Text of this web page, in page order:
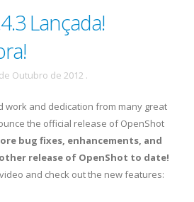
Lançada!
Outubro de 2012 .
work and dedication from many great
the official release of OpenShot
bug fixes, enhancements, and
release of OpenShot to date!
and check out the new features: